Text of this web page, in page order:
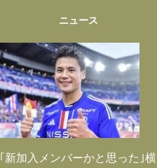
ニュース
｢新加入メンバーかと思った｣横